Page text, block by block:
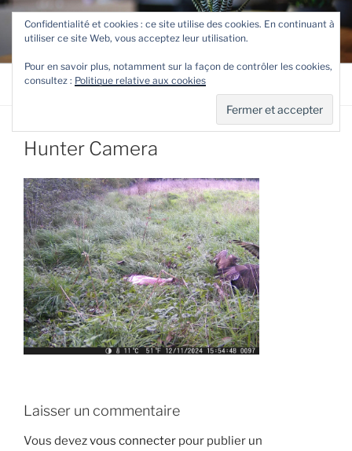
Aller
contenu
principal
TETEVE.FR
Le site de Teteve
Menu
Hunter Camera
Laisser un commentaire
Vous devezvous connecter pour publier un
Confidentialité et cookies : ce site utilise des cookies. En continuant à
utiliser ce site Web, vous acceptez leur utilisation.
Pour en savoir plus, notamment sur la façon de contrôler les cookies,
consultez : Politique relative aux cookies